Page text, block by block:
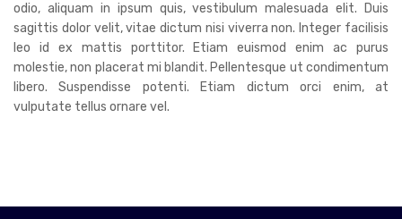
odio, aliquam in ipsum quis, vestibulum malesuada elit. Duis
sagittis dolor velit, vitae dictum nisi viverra non. Integer facilisis
leo id ex mattis porttitor. Etiam euismod enim ac purus
molestie, non placerat mi blandit. Pellentesque ut condimentum
libero. Suspendisse potenti. Etiam dictum orci enim, at
vulputate tellus ornare vel.